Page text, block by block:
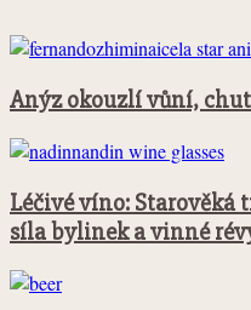
Anýz okouzlí vůní,
Léčivé víno: Starověká
síla bylinek a vinné